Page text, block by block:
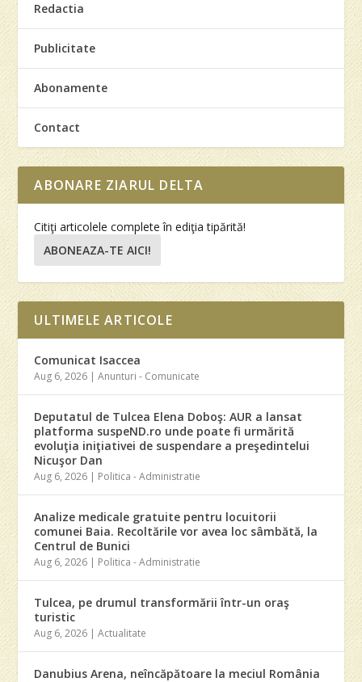
Redactia
Publicitate
Abonamente
Contact
ABONARE ZIARUL DELTA
Citiţi articolele complete în ediţia tipărită!
ABONEAZA-TE AICI!
ULTIMELE ARTICOLE
Comunicat Isaccea
Aug 6, 2026 |Anunturi - Comunicate
Deputatul de Tulcea Elena Doboş: AUR a lansat
platforma suspeND.ro unde poate fi urmărită
evoluţia iniţiativei de suspendare a preşedintelui
Nicuşor Dan
Aug 6, 2026 | Politica - Administratie
Analize medicale gratuite pentru locuitorii
comunei Baia. Recoltările vor avea loc sâmbătă, la
Centrul de Bunici
Aug 6, 2026 | Politica - Administratie
Tulcea, pe drumul transformării într-un oraş
turistic
Aug 6, 2026 |Actualitate
Danubius Arena, neîncăpătoare la meciul România